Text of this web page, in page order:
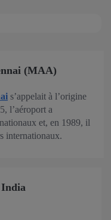
(MAA)
s’appelait à l’origine
l’aéroport a
et, en 1989, il
internationaux.